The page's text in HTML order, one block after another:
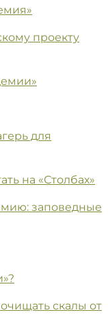
проекту
для
на «Столбах»
заповедные
скалы от